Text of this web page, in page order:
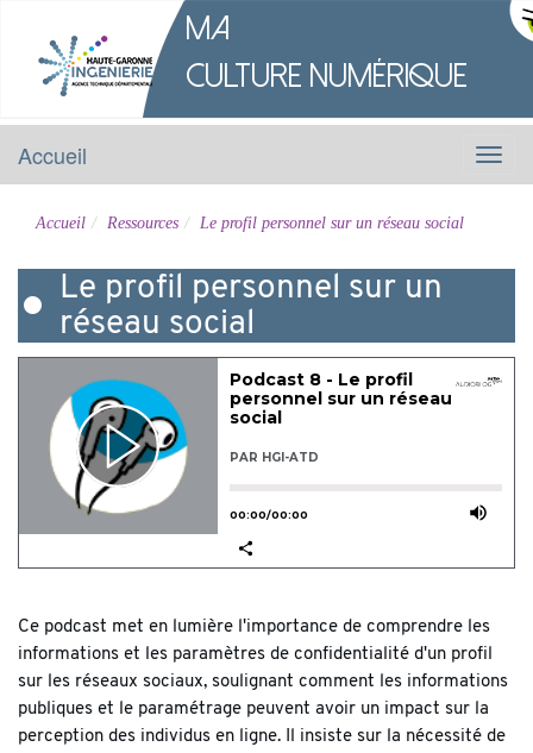
Ma
Culture Numérique
Menu
Accueil
Accueil Ressources Le profil personnel sur un réseau social
Le profil personnel sur un
réseau social
Ce podcast met en lumière l'importance de comprendre les
informations et les paramètres de confidentialité d'un profil
sur les réseaux sociaux, soulignant comment les informations
publiques et le paramétrage peuvent avoir un impact sur la
perception des individus en ligne. Il insiste sur la nécessité de